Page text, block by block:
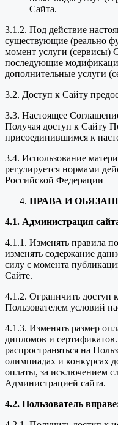
Сайта.
3.1.2. Под действие
существующие (реально
момент услуги (сервисы)
последующие
дополнительные услуги
3.2. Доступ к Сайту
3.3. Настоящее
Получая доступ к Сайту
присоединившимся к
3.4. Использование
регулируется нормами
Российской Федерации
ПРАВА И
4.1. Администрация
4.1.1. Изменять правила
изменять содержание
силу с момента
Сайте.
4.1.2. Ограничить доступ
Пользователем условий
4.1.3. Изменять размер
дипломов и
распространяться на
олимпиадах и конкурсах
оплаты, за исключением
Администрацией сайта.
4.2. Пользователь